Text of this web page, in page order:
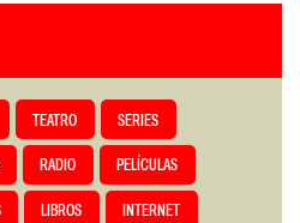
TEATRO SERIES
RADIO PELÍCULAS
LIBROS INTERNET